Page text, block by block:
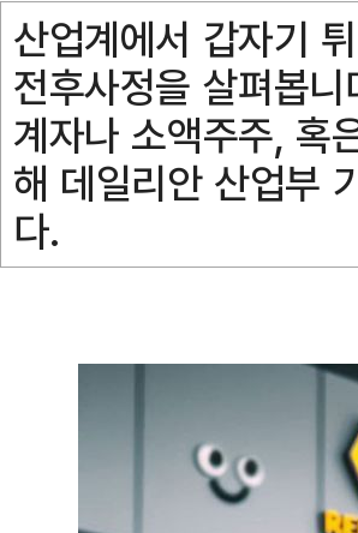
산업계에서 갑자기
전후사정을 살펴봅
계자나 소액주주, 혹
해 데일리안 산업부
다.